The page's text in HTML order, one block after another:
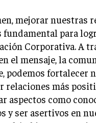
mejorar nuestras
fundamental para
Corporativa. A
el mensaje, la
podemos fortalecer
relaciones más
aspectos como
y ser asertivos en